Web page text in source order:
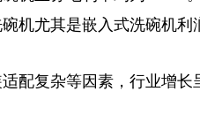
机尤其是嵌入式洗碗机利
复杂等因素，行业增长